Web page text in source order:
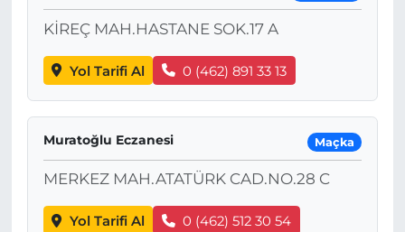
KİREÇ MAH.HASTANE SOK.17 A
Yol Tarifi Al 0 (462) 891 33 13
Muratoğlu Eczanesi Maçka
MERKEZ MAH.ATATÜRK CAD.NO.28 C
Yol Tarifi Al 0 (462) 512 30 54